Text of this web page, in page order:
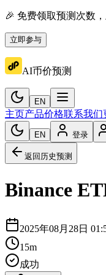
🎉 免费领取预测次数，
立即参与
AI币价预测
EN
主页产品价格联系我们
EN 登录
返回历史预测
Binance
2025年08月28日
15m
成功